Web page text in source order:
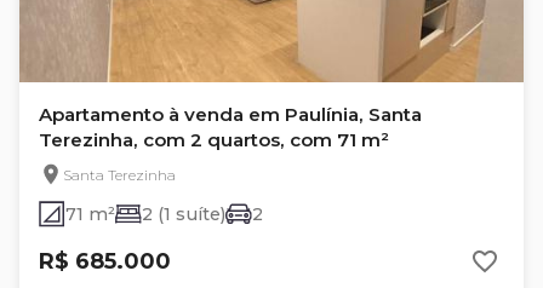
Apartamento à venda em Paulínia, Santa
Terezinha, com 2 quartos, com 71 m²
Santa Terezinha
71 m² 2 (1 suíte) 2
R$ 685.000